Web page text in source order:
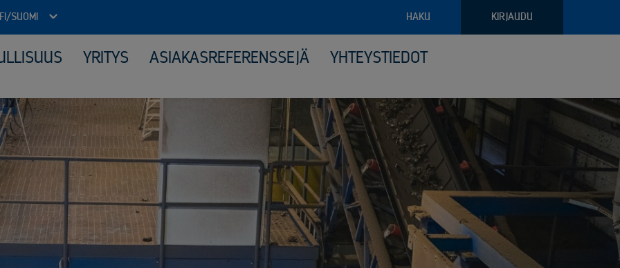
FI/SUOMI KIRJAUDU
HAKU
Arkistojen tyhjennys ja tietoturvatuhous
Autokierrätyspalvelut kunnille
ICT-laitteiden tietoturvallinen uusiokäyttö​
Kiinteähintaiset tuhous- ja kierrätyspaketit
Komposiitin kierrätys
Monipuolinen yhteistyö kunnallisten jäteyhtiöiden kanssa
Purkuprojektit
Räätälöity viranomaisyhteistyö
Elektroniikan tietoturvalliset kierrätysratkaisut
Kattava raportointi
Keräilyvälineistö
Materiaalien ja arkaluontoisten dokumenttien turvatuhous
Monipuoliset noudon tilausvaihtoehdot
Perusjätehuollon palvelut
Räätälöity palvelu logistiikassa ja keräilyssä
Sähköinen siirtoasiakirjapalvelu
Tuotanto- ja kunnossapitoromun kierrätys
YRITYS ASIAKASREFERENSSEJÄ YHTEYSTIEDOT